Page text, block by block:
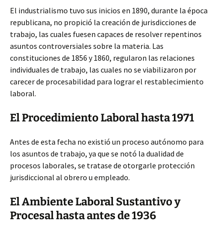
El industrialismo tuvo sus inicios en 1890, durante la época
republicana, no propició la creación de jurisdicciones de
trabajo, las cuales fuesen capaces de resolver repentinos
asuntos controversiales sobre la materia. Las
constituciones de 1856 y 1860, regularon las relaciones
individuales de trabajo, las cuales no se viabilizaron por
carecer de procesabilidad para lograr el restablecimiento
laboral.
El Procedimiento Laboral hasta 1971
Antes de esta fecha no existió un proceso autónomo para
los asuntos de trabajo, ya que se notó la dualidad de
procesos laborales, se tratase de otorgarle protección
jurisdiccional al obrero u empleado.
El Ambiente Laboral Sustantivo y
Procesal hasta antes de 1936